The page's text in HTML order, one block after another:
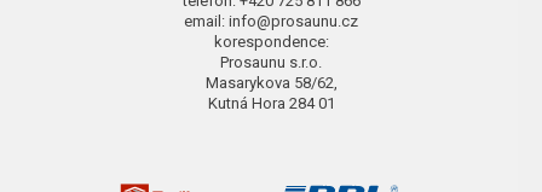
email: info@prosaunu.cz
korespondence:
Prosaunu s.r.o.
Masarykova 58/62,
Kutná Hora 284 01